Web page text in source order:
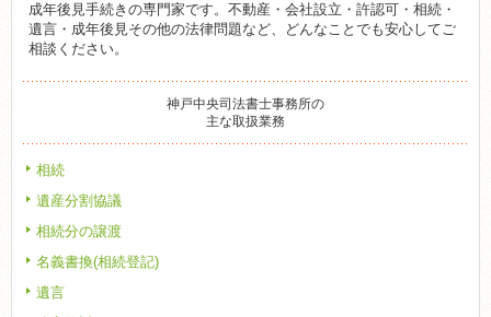
成年後見手続きの専門家です。不動産・会社設立・許認可・相続・
遺言・成年後見その他の法律問題など、どんなことでも安心してご
相談ください。
神戸中央司法書士事務所の
主な取扱業務
相続
遺産分割協議
相続分の譲渡
名義書換(相続登記)
遺言